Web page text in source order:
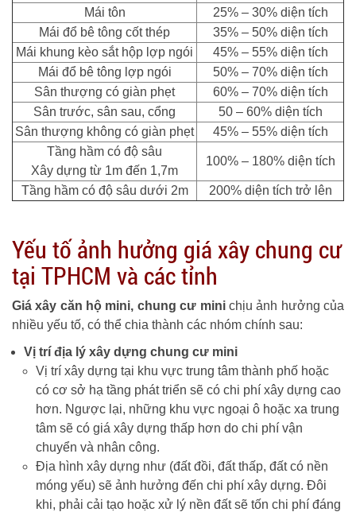
Mái tôn
25% – 30% diện tích
Mái đổ bê tông cốt thép
35% – 50% diện tích
Mái khung kèo sắt hộp lợp ngói
45% – 55% diện tích
Mái đổ bê tông lợp ngói
50% – 70% diện tích
Sân thượng có giàn phẹt
60% – 70% diện tích
Sân trước, sân sau, cổng
50 – 60% diện tích
Sân thượng không có giàn phẹt
45% – 55% diện tích
Tầng hầm có độ sâu
Xây dựng từ 1m đến 1,7m
100% – 180% diện tích
Tầng hầm có độ sâu dưới 2m 200% diện tích trở lên
Yếu tố ảnh hưởng giá xây chung cư
tại TPHCM và các tỉnh
Giá xây căn hộ mini, chung cư minichịu ảnh hưởng của
nhiều yếu tố, có thể chia thành các nhóm chính sau:
Vị trí địa lý xây dựng chung cư mini
Vị trí xây dựng tại khu vực trung tâm thành phố hoặc
có cơ sở hạ tầng phát triển sẽ có chi phí xây dựng cao
hơn. Ngược lại, những khu vực ngoại ô hoặc xa trung
tâm sẽ có giá xây dựng thấp hơn do chi phí vận
chuyển và nhân công.
Địa hình xây dựng như (đất đồi, đất thấp, đất có nền
móng yếu) sẽ ảnh hưởng đến chi phí xây dựng. Đôi
khi, phải cải tạo hoặc xử lý nền đất sẽ tốn chi phí đáng